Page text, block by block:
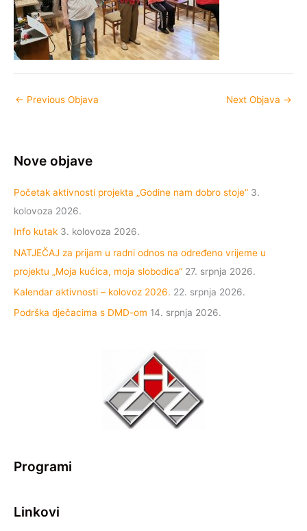
← Previous Objava Next Objava →
Nove objave
Početak aktivnosti projekta „Godine nam dobro stoje“ 3.
kolovoza 2026.
Info kutak 3. kolovoza 2026.
NATJEČAJ za prijam u radni odnos na određeno vrijeme u
projektu „Moja kućica, moja slobodica“ 27. srpnja 2026.
Kalendar aktivnosti – kolovoz 2026. 22. srpnja 2026.
Podrška dječacima s DMD-om 14. srpnja 2026.
Programi
Linkovi